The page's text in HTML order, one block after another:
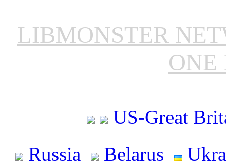
LIBMONSTER
ONE
US-Great
Russia
Belarus